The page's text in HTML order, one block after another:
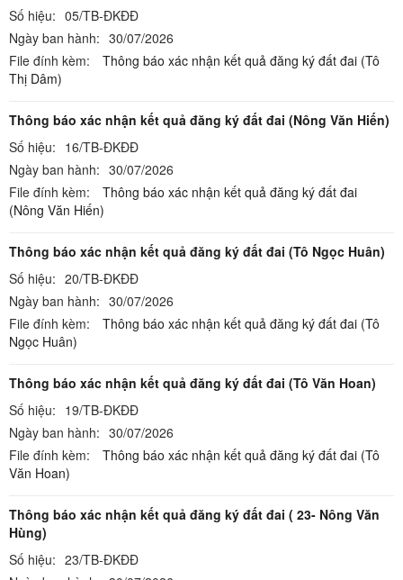
Số hiệu: 05/TB-ĐKĐĐ
Ngày ban hành: 30/07/2026
File đính kèm:
Thông báo xác nhận kết quả đăng ký đất đai (Tô
Thị Dâm)
Thông báo xác nhận kết quả đăng ký đất đai (Nông Văn Hiến)
Số hiệu: 16/TB-ĐKĐĐ
Ngày ban hành: 30/07/2026
File đính kèm:
Thông báo xác nhận kết quả đăng ký đất đai
(Nông Văn Hiến)
Thông báo xác nhận kết quả đăng ký đất đai (Tô Ngọc Huân)
Số hiệu: 20/TB-ĐKĐĐ
Ngày ban hành: 30/07/2026
File đính kèm:
Thông báo xác nhận kết quả đăng ký đất đai (Tô
Ngọc Huân)
Thông báo xác nhận kết quả đăng ký đất đai (Tô Văn Hoan)
Số hiệu: 19/TB-ĐKĐĐ
Ngày ban hành: 30/07/2026
File đính kèm:
Thông báo xác nhận kết quả đăng ký đất đai (Tô
Văn Hoan)
Thông báo xác nhận kết quả đăng ký đất đai ( 23- Nông Văn
Hùng)
Số hiệu: 23/TB-ĐKĐĐ